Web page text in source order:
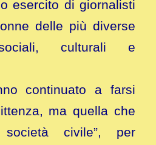
esercito di giornalisti
delle più diverse
culturali e
continuato a farsi
ma quella che
civile”, per